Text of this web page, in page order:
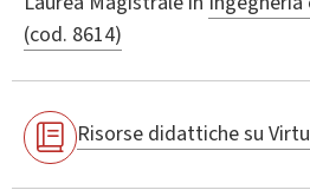
(cod. 8614)
Risorse didattiche su